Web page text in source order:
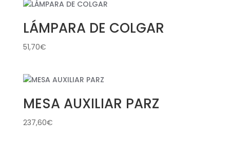
LÁMPARA DE COLGAR
51,70€
MESA AUXILIAR PARZ
237,60€